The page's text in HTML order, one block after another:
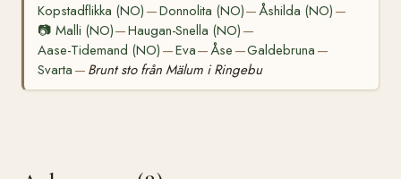
Kopstadflikka (NO) —Donnolita (NO)—Åshilda (NO) —
📷 Malli (NO)—Haugan-Snella (NO) —
Aase-Tidemand (NO) —Eva—Åse —Galdebruna —
Svarta — Brunt sto från Mälum i Ringebu